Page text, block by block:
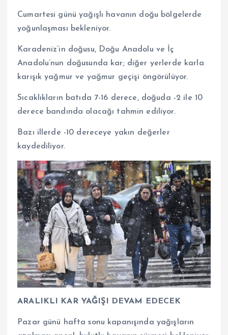
Cumartesi günü yağışlı havanın doğu bölgelerde
yoğunlaşması bekleniyor.
Karadeniz’in doğusu, Doğu Anadolu ve İç
Anadolu’nun doğusunda kar; diğer yerlerde karla
karışık yağmur ve yağmur geçişi öngörülüyor.
Sıcaklıkların batıda 7-16 derece, doğuda -2 ile 10
derece bandında olacağı tahmin ediliyor.
Bazı illerde -10 dereceye yakın değerler
kaydediliyor.
ARALIKLI KAR YAĞIŞI DEVAM EDECEK
Pazar günü hafta sonu kapanışında yağışların